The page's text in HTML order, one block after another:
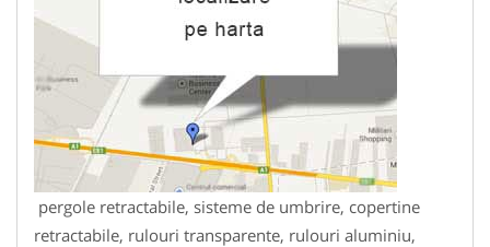
pergole retractabile, sisteme de umbrire, copertine
retractabile, rulouri transparente, rulouri aluminiu,